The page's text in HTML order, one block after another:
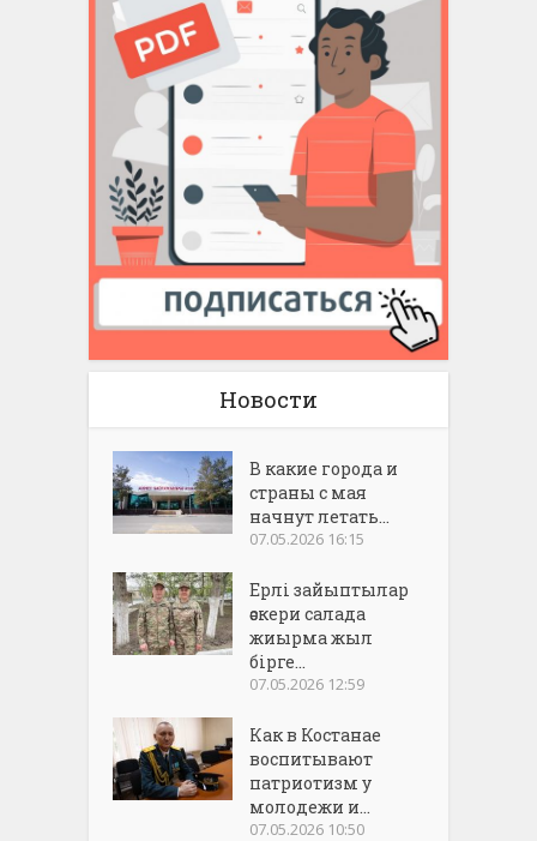
Новости
В какие города и
страны с мая
начнут летать...
07.05.2026 16:15
Ерлі зайыптылар
әскери салада
жиырма жыл
бірге...
07.05.2026 12:59
Как в Костанае
воспитывают
патриотизм у
молодежи и...
07.05.2026 10:50